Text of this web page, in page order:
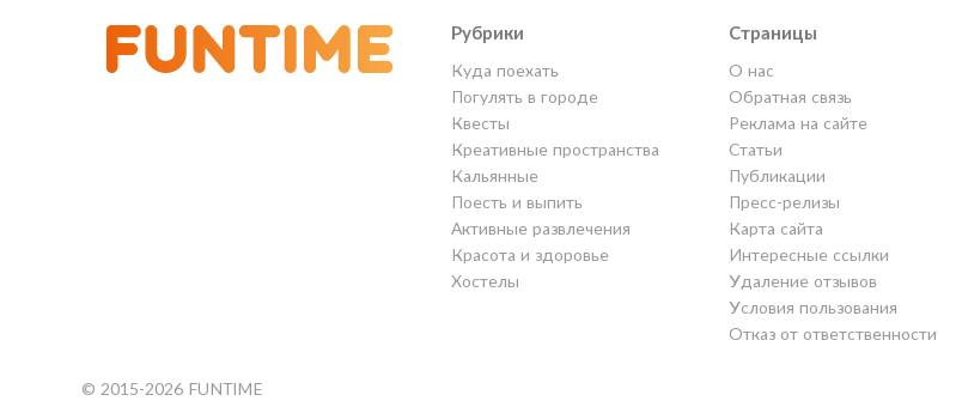
Рубрики
Куда поехать
Погулять в городе
Квесты
Креативные пространства
Кальянные
Поесть и выпить
Активные развлечения
Красота и здоровье
Хостелы
Страницы
О нас
Обратная связь
Реклама на сайте
Статьи
Публикации
Пресс-релизы
Карта сайта
Интересные ссылки
Удаление отзывов
Условия пользования
Отказ от ответственности
© 2015-2026 FUNTIME